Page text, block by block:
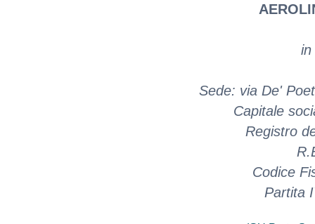
in
Sede: via De'
Capitale
Registro
Codice
Partita